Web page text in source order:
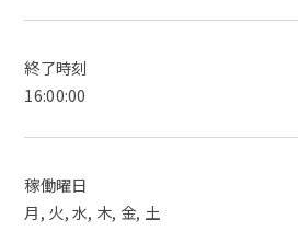
終了時刻
16:00:00
稼働曜日
月, 火, 水, 木, 金, 土